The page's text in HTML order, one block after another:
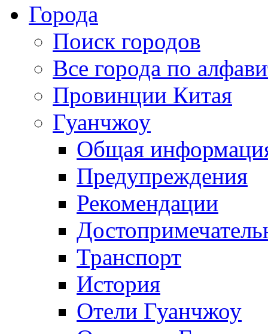
Города
Поиск городов
Все города по
Провинции Китая
Гуанчжоу
Общая
Предупреждения
Рекомендации
Транспорт
История
Отели Гуанчжоу